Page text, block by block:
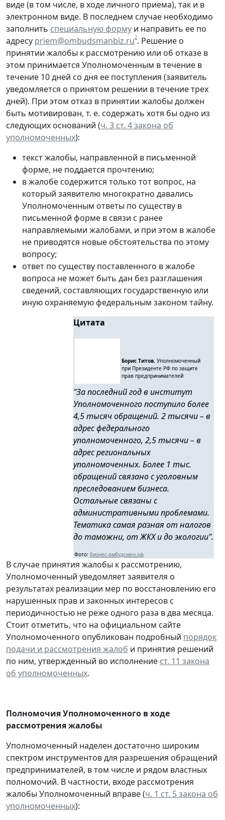
виде (в том числе, в ходе личного приема), так и в
электронном виде. В последнем случае необходимо
заполнить специальную форму и направить ее по
адресу priem@ombudsmanbiz.ru2. Решение о
принятии жалобы к рассмотрению или об отказе в
этом принимается Уполномоченным в течение в
течение 10 дней со дня ее поступления (заявитель
уведомляется о принятом решении в течение трех
дней). При этом отказ в принятии жалобы должен
быть мотивирован, т. е. содержать хотя бы одно из
следующих оснований (ч. 3 ст. 4 закона об
уполномоченных):
текст жалобы, направленной в письменной
форме, не поддается прочтению;
в жалобе содержится только тот вопрос, на
который заявителю многократно давались
Уполномоченным ответы по существу в
письменной форме в связи с ранее
направляемыми жалобами, и при этом в жалобе
не приводятся новые обстоятельства по этому
вопросу;
ответ по существу поставленного в жалобе
вопроса не может быть дан без разглашения
сведений, составляющих государственную или
иную охраняемую федеральным законом тайну.
Цитата
Борис Титов, Уполномоченный
при Президенте РФ по защите
прав предпринимателей
"За последний год в институт
Уполномоченного поступило более
4,5 тысяч обращений. 2 тысячи – в
адрес федерального
уполномоченного, 2,5 тысячи– в
адрес региональных
уполномоченных. Более 1 тыс.
обращений связано с уголовным
преследованием бизнеса.
Остальные связаны с
административными проблемами.
Тематика самая разная от налогов
до таможни, от ЖКХ и до экологии".
Фото: бизнес-омбудсмен.рф
В случае принятия жалобы к рассмотрению,
Уполномоченный уведомляет заявителя о
результатах реализации мер по восстановлению его
нарушенных прав и законных интересов с
периодичностью не реже одного раза в два месяца.
Стоит отметить, что на официальном сайте
Уполномоченного опубликован подробный порядок
подачи и рассмотрения жалоб и принятия решений
по ним, утвержденный во исполнение ст. 11 закона
об уполномоченных.
Полномочия Уполномоченного в ходе
рассмотрения жалобы
Уполномоченный наделен достаточно широким
спектром инструментов для разрешения обращений
предпринимателей, в том числе и рядом властных
полномочий. В частности, входе рассмотрения
жалобы Уполномоченный вправе (ч. 1 ст. 5 закона об
уполномоченных):